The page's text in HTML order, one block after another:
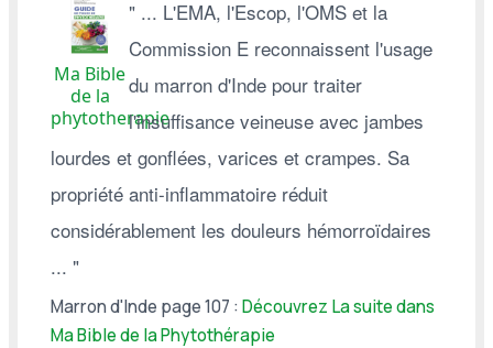
Ma Bible
de la
phytotherapie
" ... L'EMA, l'Escop, l'OMS et la
Commission E reconnaissent l'usage
du marron d'Inde pour traiter
l'insuffisance veineuse avec jambes
lourdes et gonflées, varices et crampes. Sa
propriété anti-inflammatoire réduit
considérablement les douleurs hémorroïdaires
... "
Marron d'Inde page 107 : Découvrez La suite dans
Ma Bible de la Phytothérapie